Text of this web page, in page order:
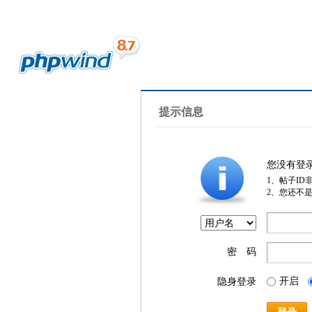
提示信息
您没有登
1、帖子ID
2、您还不
密 码
隐身登录 开启